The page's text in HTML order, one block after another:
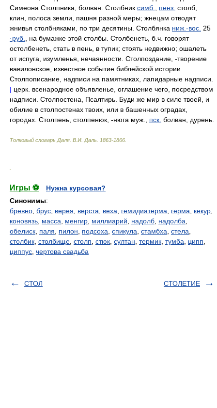
Симеона Столпника, болван. Столбник симб. пенз. столб,
клин, полоса земли, пашня разной меры; жнецам отводят
жнивья столбняками, по три десятины. Столбянка ниж.-вос. 25
·руб.
, на бумажке этой столбы. Столбенеть, б.ч. говорят
остолбенеть, стать в пень, в тупик; стоять недвижно; ошалеть
от испуга, изумленья, нечаянности. Столпоздание, -творение
вавилонское, известное событие библейской истории.
Столпописание, надписи на памятниках, лапидарные надписи.
| церк. всенародное объявленье, оглашение чего, посредством
надписи. Столпостена, Псалтирь. Буди же мир в силе твоей, и
обилие в столпостенах твоих, или в башенных оградах,
городах. Столпень, столпенюк, -нюга муж., пск. болван, дурень.
Толковый словарь Даля В.И. Даль. 1863-1866
Игры ⚽
Нужна курсовая?
Синонимы:
бревно брус верея верста веха гемидиатерма герма кекур
коновязь масса менгир миллиарий надолб надолба
обелиск паля пилон подсоха спикула стамбха стела
столбик столбище столп стюк султан термик тумба ципп
циппус чертова свадьба
СТОЛ СТОЛЕТИЕ